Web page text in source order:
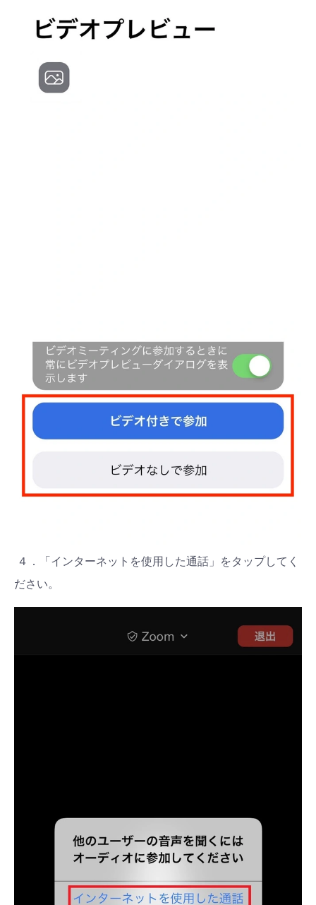
４．「インターネットを使用した通話」をタップしてく
ださい。